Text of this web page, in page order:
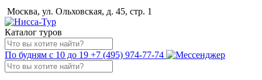
Москва, ул. Ольховская, д. 45, стр. 1
Каталог туров
По будням с 10 до 19 +7 (495) 974-77-74